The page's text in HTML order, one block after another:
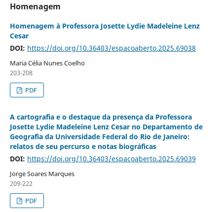
Homenagem
Homenagem à Professora Josette Lydie Madeleine Lenz
Cesar
DOI: https://doi.org/10.36403/espacoaberto.2025.69038
Maria Célia Nunes Coelho
203-208
PDF
A cartografia e o destaque da presença da Professora
Josette Lydie Madeleine Lenz Cesar no Departamento de
Geografia da Universidade Federal do Rio de Janeiro:
relatos de seu percurso e notas biográficas
DOI: https://doi.org/10.36403/espacoaberto.2025.69039
Jorge Soares Marques
209-222
PDF